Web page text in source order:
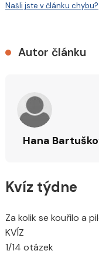
Našli jste v článku chybu?
Autor článku
Hana
Kvíz týdne
Za kolik se kouřilo a
KVÍZ
1/14 otázek